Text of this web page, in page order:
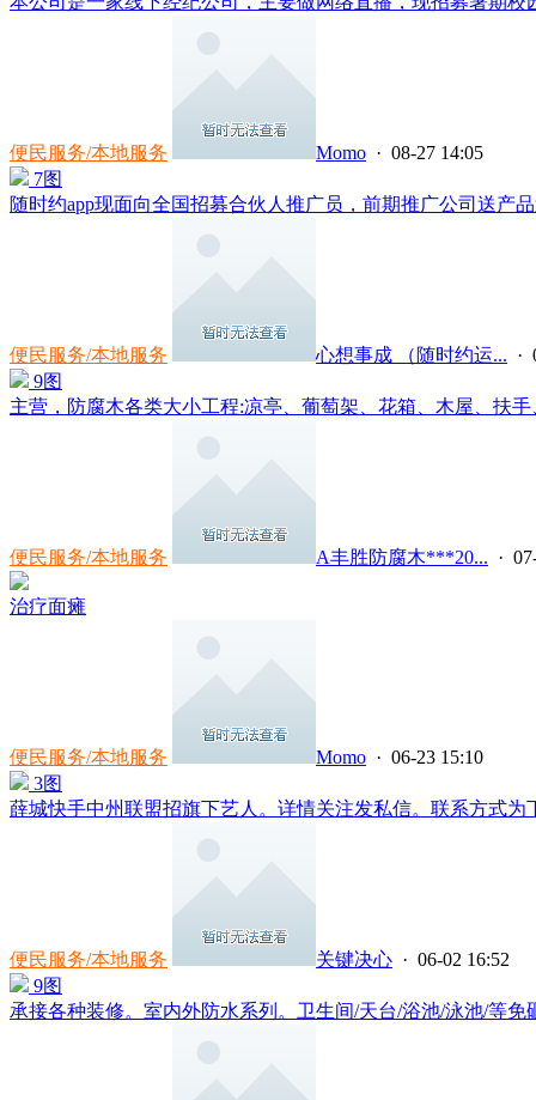
便民服务/本地服务 Momo · 08-27 14:05
7图
随时约app现面向全国招募合伙人推广员，前期推广公司送产
便民服务/本地服务 心想事成 （随时约运... ·
9图
主营，防腐木各类大小工程:凉亭、葡萄架、花箱、木屋、扶
便民服务/本地服务 A丰胜防腐木***20... ·
治疗面瘫
便民服务/本地服务 Momo · 06-23 15:10
3图
薛城快手中州联盟招旗下艺人。详情关注发私信。联系方式为
便民服务/本地服务 关键决心 · 06-02 16:52
9图
承接各种装修。室内外防水系列。卫生间/天台/浴池/泳池/等免